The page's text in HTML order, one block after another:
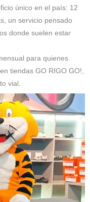
único en el país: 12
un servicio pensado
donde suelen estar
para quienes
tiendas GO RIGO GO!,
vial.